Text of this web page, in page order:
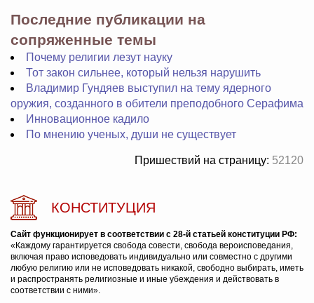
Последние публикации на
сопряженные темы
Почему религии лезут науку
Тот закон сильнее, который нельзя нарушить
Владимир Гундяев выступил на тему ядерного
оружия, созданного в обители преподобного Серафима
Инновационное кадило
По мнению ученых, души не существует
Пришествий на страницу: 52120
КОНСТИТУЦИЯ
Сайт функционирует в соответствии с 28-й статьей конституции РФ:
«Каждому гарантируется свобода совести, свобода вероисповедания,
включая право исповедовать индивидуально или совместно с другими
любую религию или не исповедовать никакой, свободно выбирать, иметь
и распространять религиозные и иные убеждения и действовать в
соответствии с ними».